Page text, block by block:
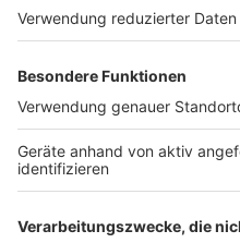
Werben
Archiv
ANTENNE BAYERN GROUP
Stiftung ANTENNE BAYERN
hilft
Teilnahmebedingungen